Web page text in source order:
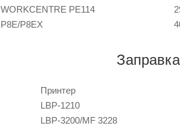
WORKCENTRE PE114
P8E/P8EX
Принтер
LBP-1210
LBP-3200/MF 3228